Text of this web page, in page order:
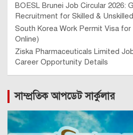
BOESL Brunei Job Circular 2026:
Recruitment for Skilled &
South Korea Work Permit Visa
Online)
Ziska Pharmaceuticals Limited
Career Opportunity Details
সাম্প্রতিক আপডেট সার্কুলার